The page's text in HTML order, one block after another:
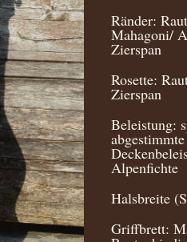
Ränder:
Mahagoni/
Zierspan
Rosette:
Zierspan
Beleistung:
abgestimmte
Alpenfichte
Halsbreite
Griffbrett: